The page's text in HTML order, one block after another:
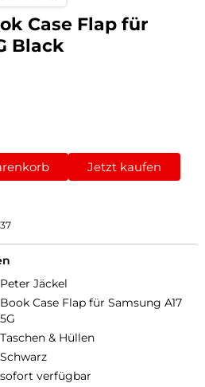
Case Flap für
Black
Jetzt kaufen
Peter Jäckel
Book Case Flap für Samsung A17
5G
Taschen & Hüllen
Schwarz
sofort verfügbar